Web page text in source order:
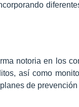
notoria en los
así como
de